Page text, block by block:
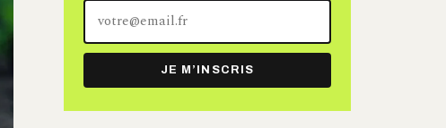
adresse
mail
JE M’INSCRIS